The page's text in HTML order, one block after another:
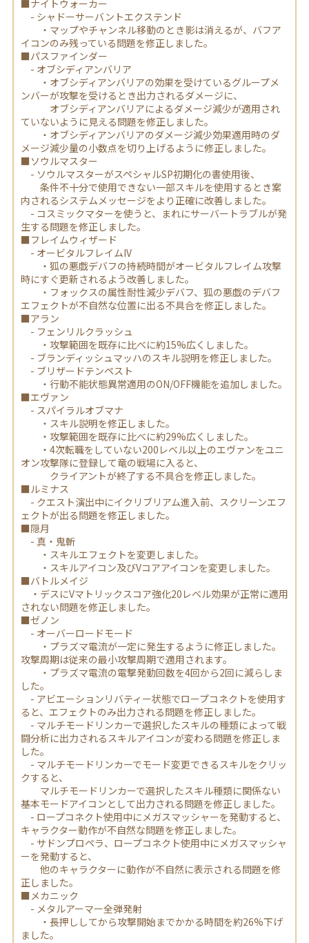
■ナイトウォーカー
- シャドーサーバントエクステンド
・マップやチャンネル移動のとき影は消えるが、バフア
イコンのみ残っている問題を修正しました。
■パスファインダー
- オブシディアンバリア
・オブシディアンバリアの効果を受けているグループメ
ンバーが攻撃を受けるとき出力されるダメージに、
オブシディアンバリアによるダメージ減少が適用され
ていないように見える問題を修正しました。
・オブシディアンバリアのダメージ減少効果適用時のダ
メージ減少量の小数点を切り上げるように修正しました。
■ソウルマスター
- ソウルマスターがスペシャルSP初期化の書使用後、
条件不十分で使用できない一部スキルを使用するとき案
内されるシステムメッセージをより正確に改善しました。
- コスミックマターを使うと、まれにサーバートラブルが発
生する問題を修正しました。
■フレイムウィザード
- オービタルフレイムIV
・狐の悪戯デバフの持続時間がオービタルフレイム攻撃
時にすぐ更新されるよう改善しました。
・フォックスの属性耐性減少デバフ、狐の悪戯のデバフ
エフェクトが不自然な位置に出る不具合を修正しました。
■アラン
- フェンリルクラッシュ
・攻撃範囲を既存に比べに約15%広くしました。
- ブランディッシュマッハのスキル説明を修正しました。
- ブリザードテンペスト
・行動不能状態異常適用のON/OFF機能を追加しました。
■エヴァン
- スパイラルオブマナ
・スキル説明を修正しました。
・攻撃範囲を既存に比べに約29%広くしました。
・4次転職をしていない200レベル以上のエヴァンをユニ
オン攻撃隊に登録して竜の戦場に入ると、
クライアントが終了する不具合を修正しました。
■ルミナス
- クエスト演出中にイクリブリアム進入前、スクリーンエフ
ェクトが出る問題を修正しました。
■隠月
- 真・鬼斬
・スキルエフェクトを変更しました。
・スキルアイコン及びVコアアイコンを変更しました。
■バトルメイジ
・デスにVマトリックスコア強化20レベル効果が正常に適用
されない問題を修正しました。
■ゼノン
- オーバーロードモード
・プラズマ電流が一定に発生するように修正しました。
攻撃周期は従来の最小攻撃周期で適用されます。
・プラズマ電流の電撃発動回数を4回から2回に減らしま
した。
- アビエーションリバティー状態でロープコネクトを使用す
ると、エフェクトのみ出力される問題を修正しました。
- マルチモードリンカーで選択したスキルの種類によって戦
闘分析に出力されるスキルアイコンが変わる問題を修正しま
した。
- マルチモードリンカーでモード変更できるスキルをクリッ
クすると、
マルチモードリンカーで選択したスキル種類に関係ない
基本モードアイコンとして出力される問題を修正しました。
- ロープコネクト使用中にメガスマッシャーを発動すると、
キャラクター動作が不自然な問題を修正しました。
- サドンプロペラ、ロープコネクト使用中にメガスマッシャ
ーを発動すると、
他のキャラクターに動作が不自然に表示される問題を修
正しました。
■メカニック
- メタルアーマー全弾発射
・長押ししてから攻撃開始までかかる時間を約26%下げ
ました。